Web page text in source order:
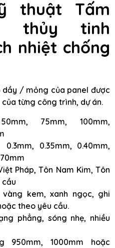
thuật Tấm
thủy tinh
nhiệt chống
dầy / mỏng của panel được
từng công trình, dự án.
75mm, 100mm,
0.35mm, 0.40mm,
Pháp, Tôn Nam Kim, Tôn
vàng kem, xanh ngọc, ghi
theo yêu cầu.
phẳng, sóng nhẹ, nhiều
950mm, 1000mm hoặc